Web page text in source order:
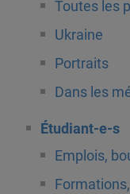
Toutes les
Ukraine
Portraits
Dans les
Étudiant-e-s
Emplois,